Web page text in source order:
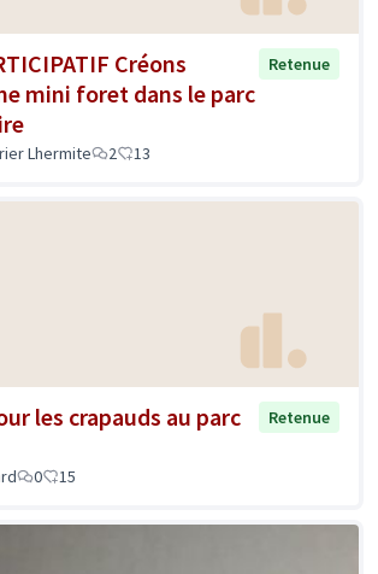
Créons
mini foret dans le parc
Retenue
Lhermite 2 13
les crapauds au parc
Retenue
0 15